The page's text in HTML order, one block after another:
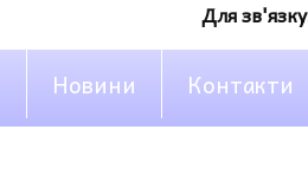
Для
Новини Контакти